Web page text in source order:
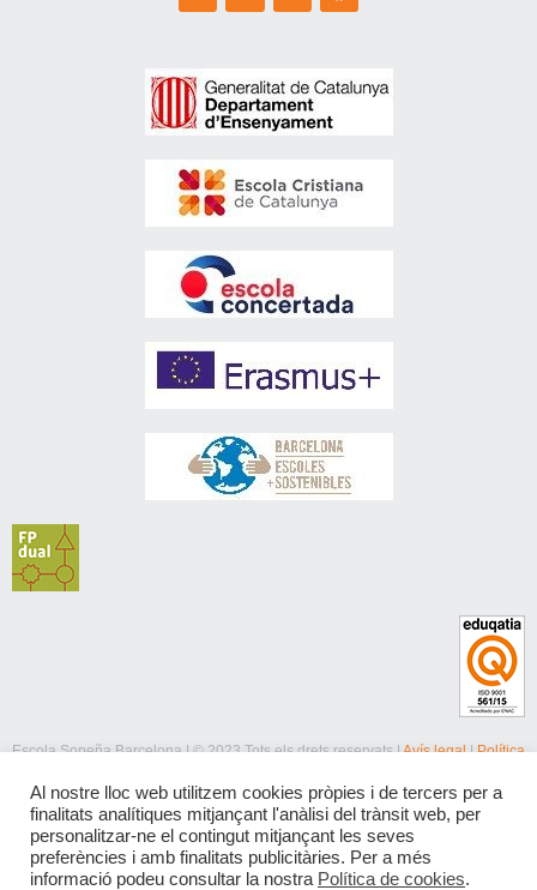
Escola Sopeña Barcelona | © 2023 Tots els drets reservats |Avís legal|Política
Al nostre lloc web utilitzem cookies pròpies i de tercers per a
finalitats analítiques mitjançant l'anàlisi del trànsit web, per
personalitzar-ne el contingut mitjançant les seves
preferències i amb finalitats publicitàries. Per a més
informació podeu consultar la nostra Política de cookies.